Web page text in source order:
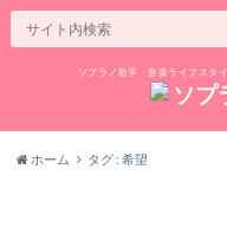
ソプラノ歌手・音楽ライフスタ
ホーム タグ : 希望